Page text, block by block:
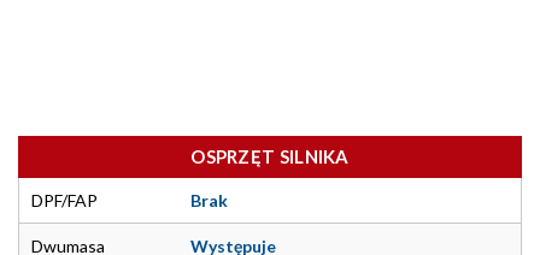
OSPRZĘT SILNIKA
DPF/FAP Brak
Dwumasa Występuje